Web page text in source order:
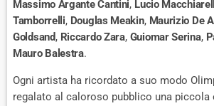
Massimo Argante Cantini, Lucio
Tamborrelli, Douglas Meakin, Maurizio De
Goldsand, Riccardo Zara, Guiomar Serina,
Mauro Balestra.
Ogni artista ha ricordato a suo modo
regalato al caloroso pubblico una piccola